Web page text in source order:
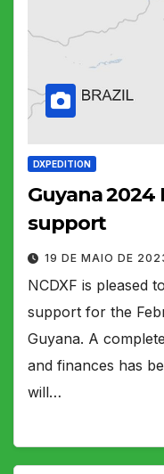
DXPEDITION
Guyana
support
19 DE MAIO DE
NCDXF is pleased
support for the
Guyana. A
and finances has
will…